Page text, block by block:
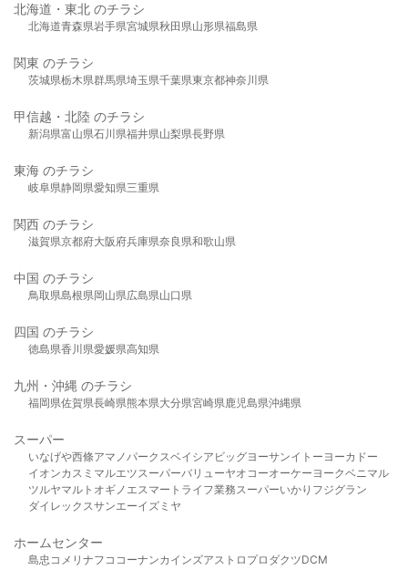
北海道・東北 のチラシ
北海道青森県岩手県宮城県秋田県山形県福島県
関東 のチラシ
茨城県栃木県群馬県埼玉県千葉県東京都神奈川県
甲信越・北陸 のチラシ
新潟県富山県石川県福井県山梨県長野県
東海 のチラシ
岐阜県静岡県愛知県三重県
関西 のチラシ
滋賀県京都府大阪府兵庫県奈良県和歌山県
中国 のチラシ
鳥取県島根県岡山県広島県山口県
四国 のチラシ
徳島県香川県愛媛県高知県
九州・沖縄 のチラシ
福岡県佐賀県長崎県熊本県大分県宮崎県鹿児島県沖縄県
スーパー
いなげや西條アマノパークスベイシア ビッグヨーサンイトーヨーカドー
イオンカスミ マルエツスーパーバリューヤオコーオーケー ヨークベニマル
ツルヤマルト オギノ エスマート ライフ業務スーパーいかり フジグラン
ダイレックスサンエーイズミヤ
ホームセンター
島忠 コメリ ナフコ コーナンカインズアストロプロダクツDCM